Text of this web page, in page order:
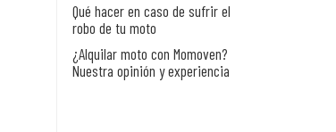
Qué hacer en caso de sufrir el
robo de tu moto
¿Alquilar moto con Momoven?
Nuestra opinión y experiencia